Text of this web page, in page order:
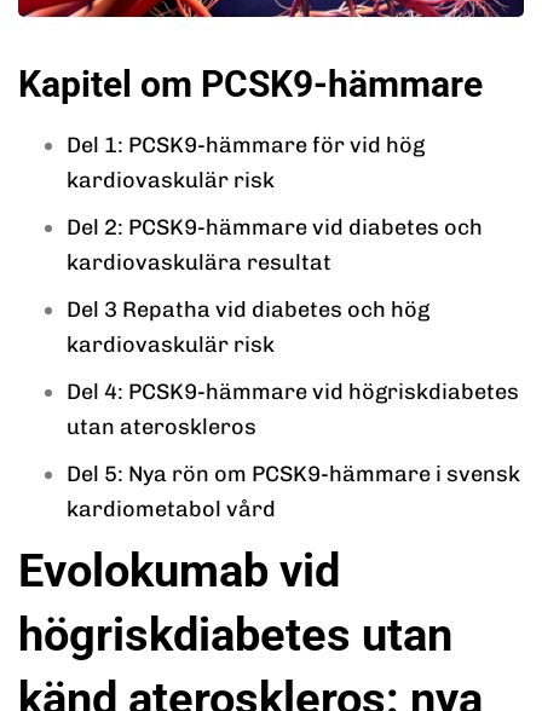
Kapitel om PCSK9-hämmare
Del 1: PCSK9-hämmare för vid hög
kardiovaskulär risk
Del 2: PCSK9-hämmare vid diabetes och
kardiovaskulära resultat
Del 3 Repatha vid diabetes och hög
kardiovaskulär risk
Del 4: PCSK9-hämmare vid högriskdiabetes
utan ateroskleros
Del 5: Nya rön om PCSK9-hämmare i svensk
kardiometabol vård
Evolokumab vid
högriskdiabetes utan
känd ateroskleros: nya